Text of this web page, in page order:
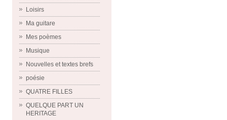
Loisirs
Ma guitare
Mes poèmes
Musique
Nouvelles et textes brefs
poésie
QUATRE FILLES
QUELQUE PART UN
HERITAGE